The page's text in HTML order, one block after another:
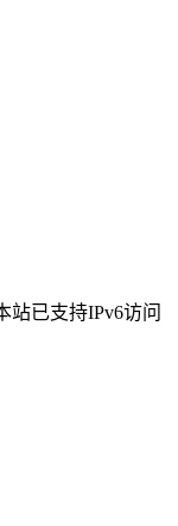
站已支持IPv6访问